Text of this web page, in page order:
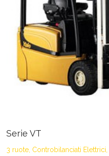
Serie VT
3 ruote, Controbilanciati Elettrici